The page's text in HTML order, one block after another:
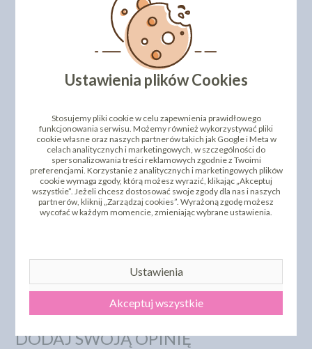
DODAJ SWOJĄ OPINIĘ
Ustawienia plików Cookies
Stosujemy pliki cookie w celu zapewnienia prawidłowego
funkcjonowania serwisu. Możemy również wykorzystywać pliki
cookie własne oraz naszych partnerów takich jak Google i Meta w
celach analitycznych i marketingowych, w szczególności do
spersonalizowania treści reklamowych zgodnie z Twoimi
preferencjami. Korzystanie z analitycznych i marketingowych plików
cookie wymaga zgody, którą możesz wyrazić, klikając „Akceptuj
wszystkie”. Jeżeli chcesz dostosować swoje zgody dla nas i naszych
partnerów, kliknij „Zarządzaj cookies”. Wyrażoną zgodę możesz
wycofać w każdym momencie, zmieniając wybrane ustawienia.
Ustawienia
Akceptuj wszystkie